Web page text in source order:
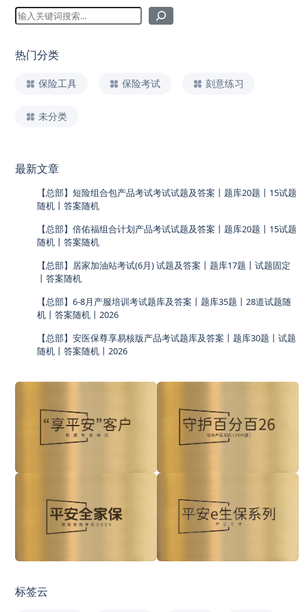
热门分类
保险工具 保险考试 刻意练习
未分类
最新文章
【总部】短险组合包产品考试考试试题及答案丨题库20题丨15试题
随机丨答案随机
【总部】倍佑福组合计划产品考试试题及答案丨题库20题丨15试题
随机丨答案随机
【总部】居家加油站考试(6月) 试题及答案丨题库17题丨试题固定
丨答案随机
【总部】6-8月产服培训考试题库及答案丨题库35题丨28道试题随
机丨答案随机丨2026
【总部】安医保尊享易核版产品考试题库及答案丨题库30题丨试题
随机丨答案随机丨2026
标签云